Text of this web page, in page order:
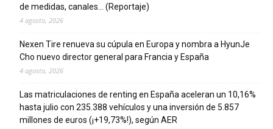
de medidas, canales… (Reportaje)
4 agosto, 2026
Nexen Tire renueva su cúpula en Europa y nombra a HyunJe
Cho nuevo director general para Francia y España
4 agosto, 2026
Las matriculaciones de renting en España aceleran un 10,16%
hasta julio con 235.388 vehículos y una inversión de 5.857
millones de euros (¡+19,73%!), según AER